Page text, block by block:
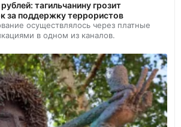
тагильчанину грозит
за поддержку террористов
осуществлялось через платные
в одном из каналов.